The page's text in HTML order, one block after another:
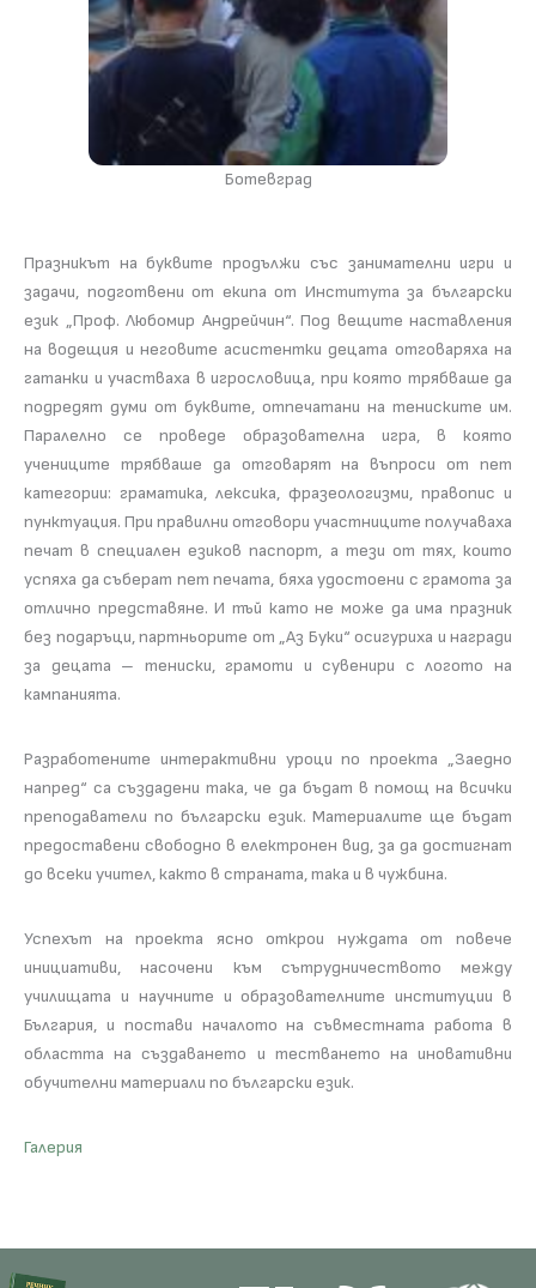
Ботевград
Празникът на буквите продължи със занимателни игри и
задачи, подготвени от екипа от Института за български
език „Проф. Любомир Андрейчин“. Под вещите наставления
на водещия и неговите асистентки децата отговаряха на
гатанки и участваха в игрословица, при която трябваше да
подредят думи от буквите, отпечатани на тениските им.
Паралелно се проведе образователна игра, в която
учениците трябваше да отговарят на въпроси от пет
категории: граматика, лексика, фразеологизми, правопис и
пунктуация. При правилни отговори участниците получаваха
печат в специален езиков паспорт, а тези от тях, които
успяха да съберат пет печата, бяха удостоени с грамота за
отлично представяне. И тъй като не може да има празник
без подаръци, партньорите от „Аз Буки“ осигуриха и награди
за децата – тениски, грамоти и сувенири с логото на
кампанията.
Разработените интерактивни уроци по проекта „Заедно
напред“ са създадени така, че да бъдат в помощ на всички
преподаватели по български език. Материалите ще бъдат
предоставени свободно в електронен вид, за да достигнат
до всеки учител, както в страната, така и в чужбина.
Успехът на проекта ясно открои нуждата от повече
инициативи, насочени към сътрудничеството между
училищата и научните и образователните институции в
България, и постави началото на съвместната работа в
областта на създаването и тестването на иновативни
обучителни материали по български език.
Галерия